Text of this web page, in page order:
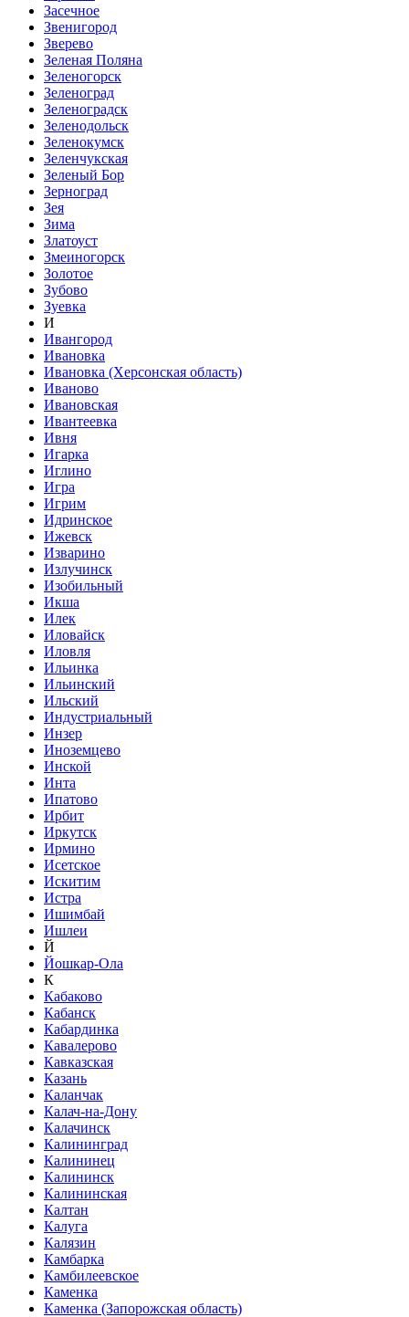
Засечное
Звенигород
Зверево
Зеленая Поляна
Зеленогорск
Зеленоград
Зеленоградск
Зеленодольск
Зеленокумск
Зеленчукская
Зеленый Бор
Зерноград
Зея
Зима
Златоуст
Змеиногорск
Золотое
Зубово
Зуевка
И
Ивангород
Ивановка
Ивановка (Херсонская область)
Иваново
Ивановская
Ивантеевка
Ивня
Игарка
Иглино
Игра
Игрим
Идринское
Ижевск
Изварино
Излучинск
Изобильный
Икша
Илек
Иловайск
Иловля
Ильинка
Ильинский
Ильский
Индустриальный
Инзер
Иноземцево
Инской
Инта
Ипатово
Ирбит
Иркутск
Ирмино
Исетское
Искитим
Истра
Ишимбай
Ишлеи
Й
Йошкар-Ола
К
Кабаково
Кабанск
Кабардинка
Кавалерово
Кавказская
Казань
Каланчак
Калач-на-Дону
Калачинск
Калининград
Калининец
Калининск
Калининская
Калтан
Калуга
Калязин
Камбарка
Камбилеевское
Каменка
Каменка (Запорожская область)